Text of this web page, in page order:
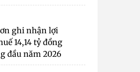
ghi nhận lợi
14,14 tỷ đồng
đầu năm 2026